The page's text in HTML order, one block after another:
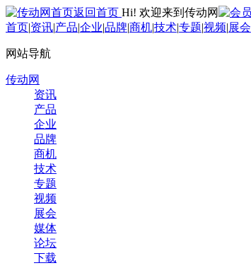
返回首页 Hi! 欢迎来到传动网
首页|资讯|产品|企业|品牌|商机|技术|专题|视频|展会
网站导航
传动网
资讯
产品
企业
品牌
商机
技术
专题
视频
展会
媒体
论坛
下载